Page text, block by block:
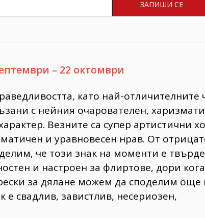
– 22 октомври
като най-отличителните
с нейния очарователен,
Везните са супер артистични
и уравновесен нрав. От
че този знак на моменти е твърде
и настроен за флиртове, дори
за дялане можем да споделим още
е свадлив, завистлив, несериозен,